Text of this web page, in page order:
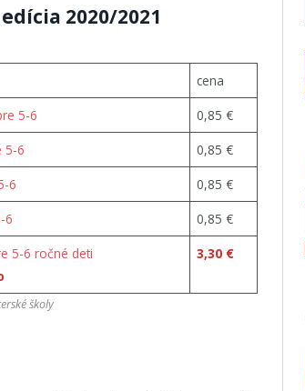
2020/2021
cena
5-6
0,85 €
5-6
0,85 €
6
0,85 €
6
0,85 €
5-6 ročné deti
3,30 €
školy